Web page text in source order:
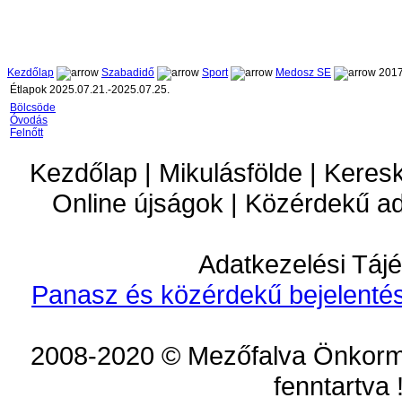
Kezdőlap Szabadidő Sport Medosz SE
Étlapok 2025.07.21.-2025.07.25.
Bölcsöde
Óvodás
Felnőtt
Kezdőlap | Mikulásfölde |
Online újságok | Közérdekű
Adatkezelési
Panasz és közérdekű
2008-2020 © Mezőfalva
fenntartva